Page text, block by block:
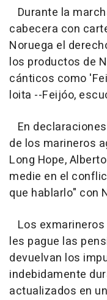
Durante la
cabecera con
Noruega el
los productos de
cánticos como
loita --Feijóo,
En
de los marineros
Long Hope,
medie en el
que hablarlo" con
Los
les pague las
devuelvan los
indebidamente
actualizados en